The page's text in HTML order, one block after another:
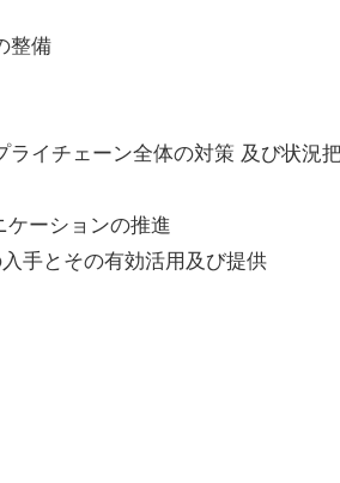
整備
イチェーン全体の対策 及び状況
ーションの推進
手とその有効活用及び提供